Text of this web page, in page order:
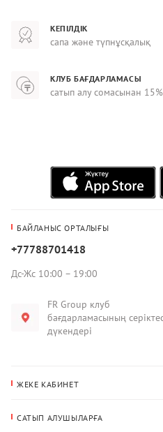
КЕПІЛДІК
сапа және түпнұсқалық
КЛУБ БАҒДАРЛАМАСЫ
сатып алу сомасынан
БАЙЛАНЫС ОРТАЛЫҒЫ
+77788701418
Дс-Жс 10:00 – 19:00
FR Group клуб
бағдарламасының
дүкендері
ЖЕКЕ КАБИНЕТ
САТЫП АЛУШЫЛАРҒА